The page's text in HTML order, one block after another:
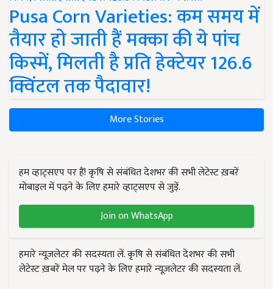
Pusa Corn Varieties: कम समय में
तैयार हो जाती हैं मक्का की ये पांच
किस्में, मिलती है प्रति हेक्टेयर 126.6
क्विंटल तक पैदावार!
More Stories
हम व्हाट्सएप पर हैं! कृषि से संबंधित देशभर की सभी लेटेस्ट ख़बरें
मोबाइल में पढ़ने के लिए हमारे व्हाट्सएप से जुड़ें.
Join on WhatsApp
हमारे न्यूज़लेटर की सदस्यता लें. कृषि से संबंधित देशभर की सभी
लेटेस्ट ख़बरें मेल पर पढ़ने के लिए हमारे न्यूज़लेटर की सदस्यता लें.